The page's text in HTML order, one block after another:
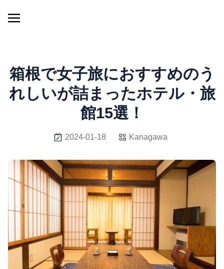
箱根で女子旅におすすめのう
れしいが詰まったホテル・旅
館15選！
2024-01-18 Kanagawa